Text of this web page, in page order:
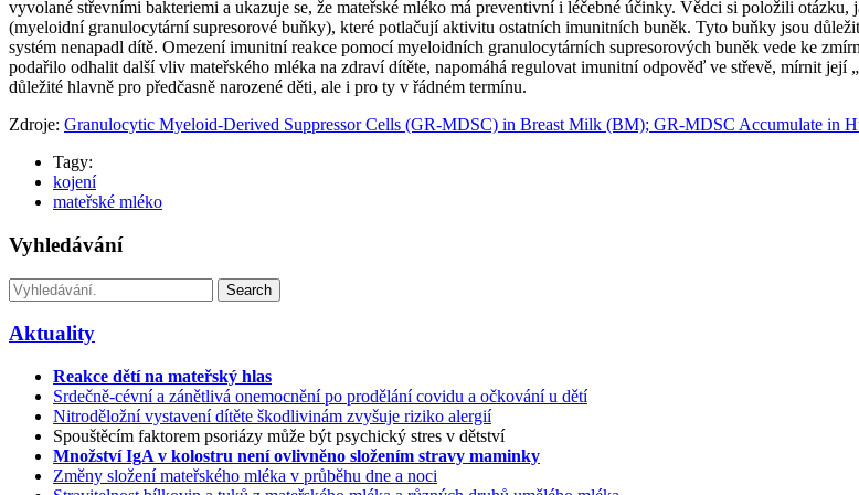
vyvolané střevními bakteriemi a ukazuje se, že mateřské mléko má preventivní i léčebné účinky. Vědci si položili
(myeloidní granulocytární supresorové buňky), které potlačují aktivitu ostatních imunitních buněk. Tyto buňky jsou
systém nenapadl dítě. Omezení imunitní reakce pomocí myeloidních granulocytárních supresorových buněk vede ke
podařilo odhalit další vliv mateřského mléka na zdraví dítěte, napomáhá regulovat imunitní odpověď ve střevě, mírnit
důležité hlavně pro předčasně narozené děti, ale i pro ty v řádném termínu.
Zdroje: Granulocytic Myeloid-Derived Suppressor Cells (GR-MDSC) in Breast Milk (BM); GR-MDSC Accumulate in
Tagy:
kojení
mateřské mléko
Vyhledávání
Search
Aktuality
Reakce dětí na mateřský hlas
Srdečně-cévní a zánětlivá onemocnění po prodělání covidu a očkování u dětí
Nitroděložní vystavení dítěte škodlivinám zvyšuje riziko alergií
Spouštěcím faktorem psoriázy může být psychický stres v dětství
Množství IgA v kolostru není ovlivněno složením stravy maminky
Změny složení mateřského mléka v průběhu dne a noci